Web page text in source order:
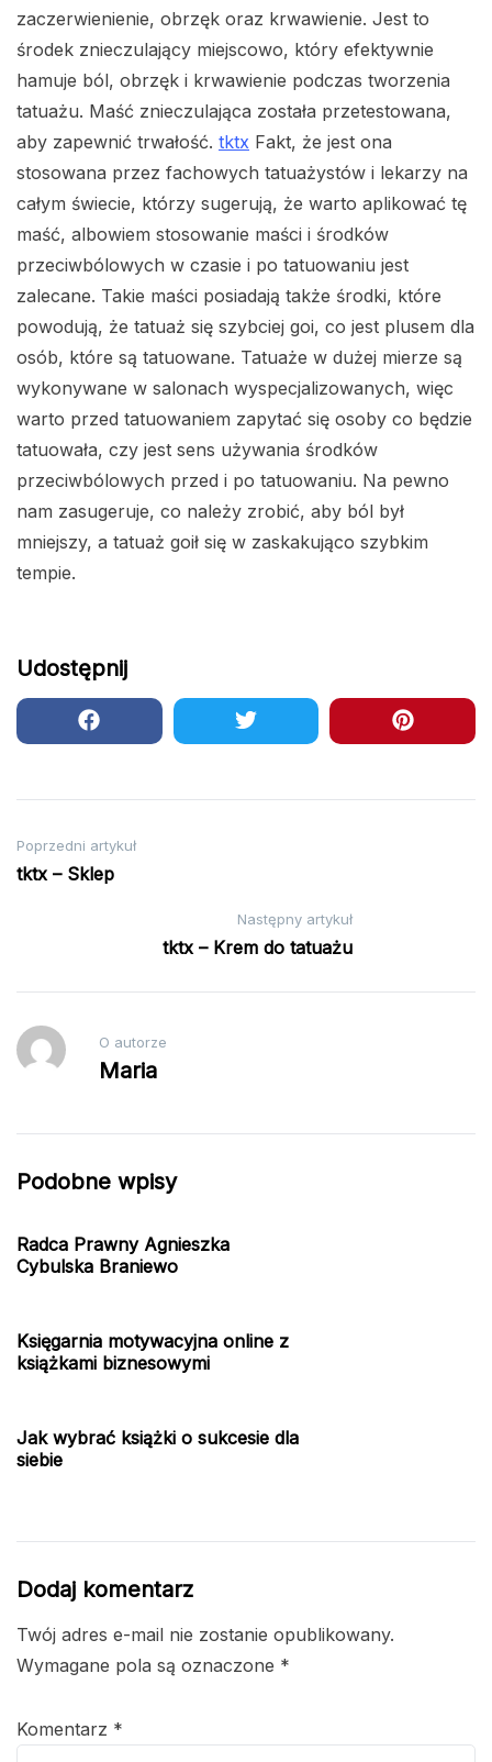
zaczerwienienie, obrzęk oraz krwawienie. Jest to
środek znieczulający miejscowo, który efektywnie
hamuje ból, obrzęk i krwawienie podczas tworzenia
tatuażu. Maść znieczulająca została przetestowana,
aby zapewnić trwałość. tktx Fakt, że jest ona
stosowana przez fachowych tatuażystów i lekarzy na
całym świecie, którzy sugerują, że warto aplikować tę
maść, albowiem stosowanie maści i środków
przeciwbólowych w czasie i po tatuowaniu jest
zalecane. Takie maści posiadają także środki, które
powodują, że tatuaż się szybciej goi, co jest plusem dla
osób, które są tatuowane. Tatuaże w dużej mierze są
wykonywane w salonach wyspecjalizowanych, więc
warto przed tatuowaniem zapytać się osoby co będzie
tatuowała, czy jest sens używania środków
przeciwbólowych przed i po tatuowaniu. Na pewno
nam zasugeruje, co należy zrobić, aby ból był
mniejszy, a tatuaż goił się w zaskakująco szybkim
tempie.
Udostępnij
Nawigacja
wpisu
Poprzedni artykuł
tktx – Sklep
Następny artykuł
tktx – Krem do tatuażu
O autorze
Maria
Podobne wpisy
Radca Prawny Agnieszka
Cybulska Braniewo
Księgarnia motywacyjna online z
książkami biznesowymi
Jak wybrać książki o sukcesie dla
siebie
Dodaj komentarz
Twój adres e-mail nie zostanie opublikowany.
Wymagane pola są oznaczone *
Komentarz *